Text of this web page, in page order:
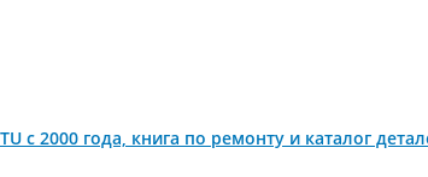
с 2000 года, книга по ремонту и каталог